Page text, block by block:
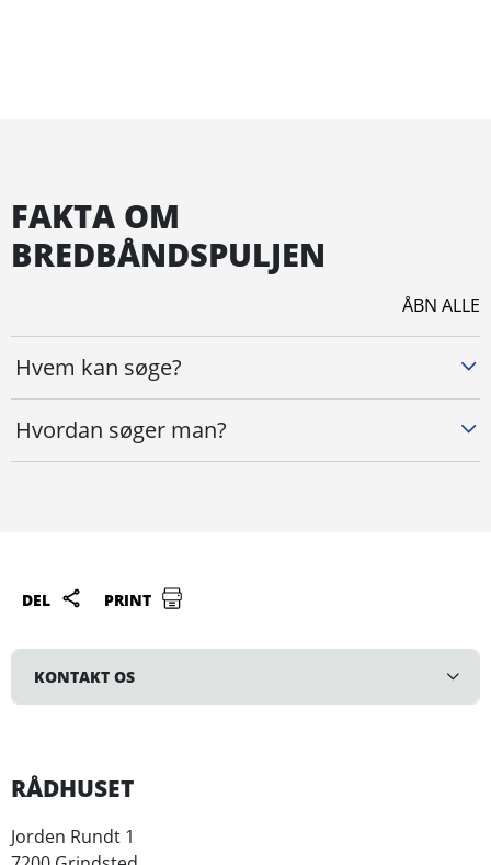
FAKTA OM
BREDBÅNDSPULJEN
ÅBN ALLE
Hvem kan søge?
Hvordan søger man?
DEL PRINT
KONTAKT OS
RÅDHUSET
Jorden Rundt 1